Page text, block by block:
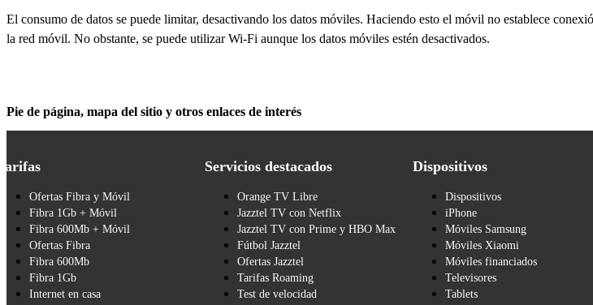
El consumo de datos se puede limitar, desactivando los datos móviles. Haciendo esto el móvil no establece
la red móvil. No obstante, se puede utilizar Wi-Fi aunque los datos móviles estén desactivados.
Pie de página, mapa del sitio y otros enlaces de interés
Ofertas Fibra y Móvil
Fibra 1Gb + Móvil
Fibra 600Mb + Móvil
Ofertas Fibra
Fibra 600Mb
Fibra 1Gb
Internet en casa
Servicios destacados
Orange TV Libre
Jazztel TV con Netflix
Jazztel TV con Prime y HBO Max
Fútbol Jazztel
Ofertas Jazztel
Tarifas Roaming
Test de velocidad
Dispositivos
Dispositivos
iPhone
Móviles Samsung
Móviles Xiaomi
Móviles financiados
Televisores
Tablets